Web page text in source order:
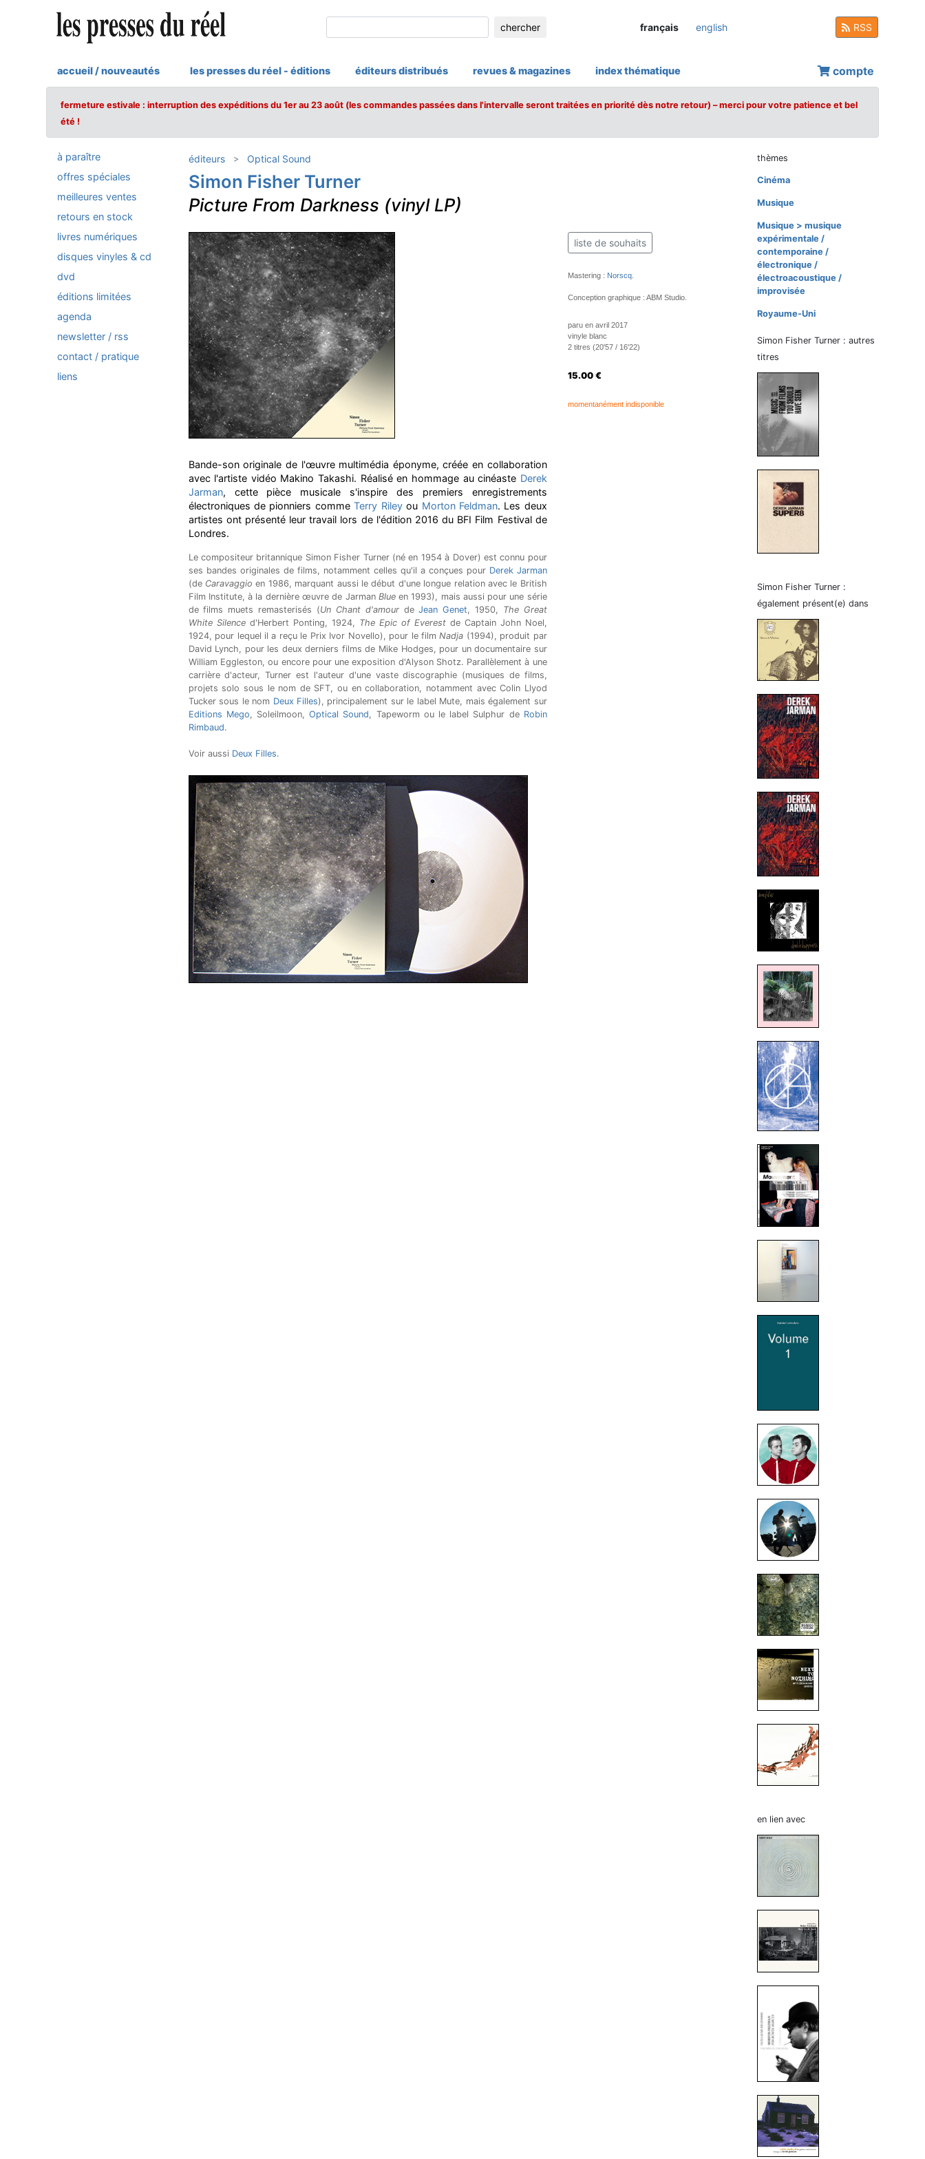
chercher français english RSS
accueil / nouveautés les presses du réel - éditions éditeurs distribués revues & magazines index thématique compte
fermeture estivale : interruption des expéditions du 1er au 23 août (les commandes passées dans l'intervalle seront traitées en priorité dès notre retour) – merci pour votre patience et bel
été !
à paraître
offres spéciales
meilleures ventes
retours en stock
livres numériques
disques vinyles & cd
dvd
éditions limitées
agenda
newsletter / rss
contact / pratique
liens
éditeurs Optical Sound
Simon Fisher Turner
Picture From Darkness (vinyl LP)
Bande-son originale de l'œuvre multimédia éponyme, créée en collaboration
avec l'artiste vidéo Makino Takashi. Réalisé en hommage au cinéaste Derek
Jarman, cette pièce musicale s'inspire des premiers enregistrements
électroniques de pionniers commeTerry Rileyou Morton Feldman. Les deux
artistes ont présenté leur travail lors de l'édition 2016 du BFI Film Festival de
Londres.
Le compositeur britannique Simon Fisher Turner (né en 1954 à Dover) est connu pour
ses bandes originales de films, notamment celles qu'il a conçues pour Derek Jarman
(de Caravaggio en 1986, marquant aussi le début d'une longue relation avec le British
Film Institute, à la dernière œuvre de JarmanBlueen 1993), mais aussi pour une série
de films muets remasterisés (Un Chant d'amourdeJean Genet, 1950, The Great
White Silenced'Herbert Ponting, 1924, The Epic of Everestde Captain John Noel,
1924, pour lequel il a reçu le Prix Ivor Novello), pour le filmNadja (1994), produit par
David Lynch, pour les deux derniers films de Mike Hodges, pour un documentaire sur
William Eggleston, ou encore pour une exposition d'Alyson Shotz. Parallèlement à une
carrière d'acteur, Turner est l'auteur d'une vaste discographie (musiques de films,
projets solo sous le nom de SFT, ou en collaboration, notamment avec Colin Llyod
Tucker sous le nom Deux Filles), principalement sur le label Mute, mais également sur
Editions Mego, Soleilmoon,Optical Sound, Tapeworm ou le label Sulphur de Robin
Rimbaud.
Voir aussi Deux Filles.
liste de souhaits
Mastering : Norscq.
Conception graphique : ABM Studio.
paru en avril 2017
vinyle blanc
2 titres (20'57 / 16'22)
15.00 €
momentanément indisponible
thèmes
Cinéma
Musique
Musique > musique
expérimentale /
contemporaine /
électronique /
électroacoustique /
improvisée
Royaume-Uni
Simon Fisher Turner : autres
titres
Simon Fisher Turner :
également présent(e) dans
en lien avec